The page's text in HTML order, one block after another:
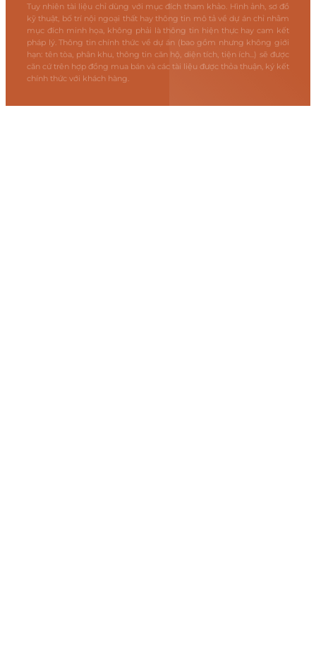
Tuy nhiên tài liệu chỉ dùng với mục đích tham khảo. Hình ảnh, sơ đồ
kỹ thuật, bố trí nội ngoại thất hay thông tin mô tả về dự án chỉ nhằm
mục đích minh họa, không phải là thông tin hiện thực hay cam kết
pháp lý. Thông tin chính thức về dự án (bao gồm nhưng không giới
hạn: tên tòa, phân khu, thông tin căn hộ, diện tích, tiện ích...) sẽ được
căn cứ trên hợp đồng mua bán và các tài liệu được thỏa thuận, ký kết
chính thức với khách hàng.